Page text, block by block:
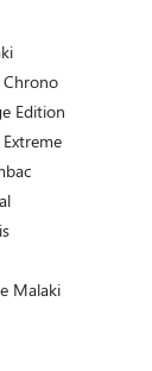
Edition
Malaki